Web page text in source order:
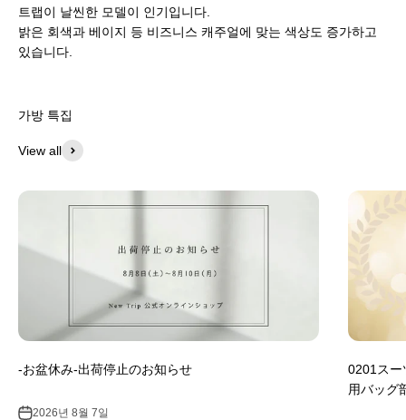
트랩이 날씬한 모델이 인기입니다.
밝은 회색과 베이지 등 비즈니스 캐주얼에 맞는 색상도 증가하고
있습니다.
가방 특집
View all
-お盆休み-出荷停止のお知らせ
2026년 8월 7일
0201スー
用バッグ